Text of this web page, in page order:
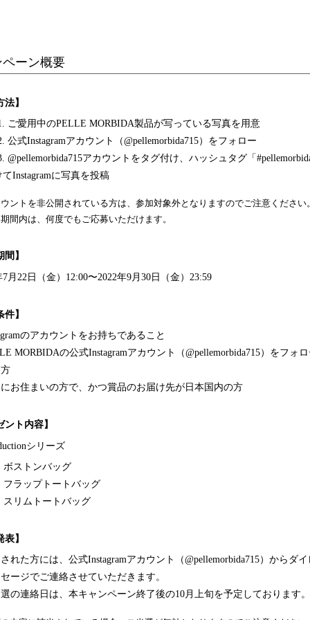
ーン概要
】
ご愛用中のPELLE MORBIDA製品が写っている写真を用意
公式Instagramアカウント（@pellemorbida715）をフォロー
@pellemorbida715アカウントをタグ付け、ハッシュタグ「
Instagramに写真を投稿
ントを非公開されている方は、参加対象外となりますのでご注意ください。
間内は、何度でもご応募いただけます。
】
7月22日（金）12:00〜2022年9月30日（金）23:59
】
のアカウントをお持ちであること
MORBIDAの公式Instagramアカウント（@pellemorbida715）をフォ
お住まいの方で、かつ賞品のお届け先が日本国内の方
ント内容】
シリーズ
ボストンバッグ
フラップトートバッグ
スリムトートバッグ
】
れた方には、公式Instagramアカウント（@pellemorbida715）からダイ
ージでご連絡させていただきます。
の連絡日は、本キャンペーン終了後の10月上旬を予定しております。